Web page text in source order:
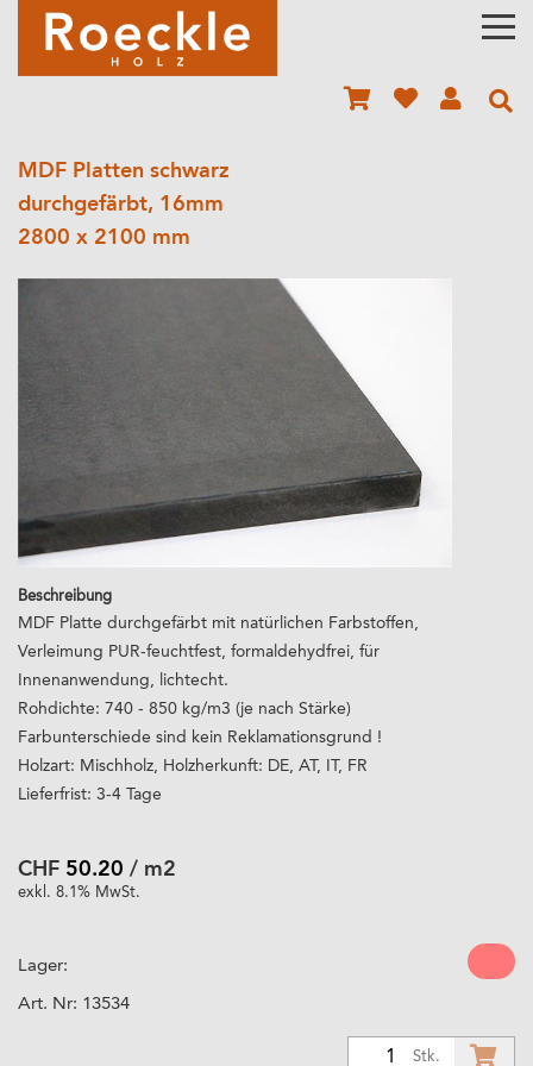
MDF Platten schwarz
durchgefärbt, 16mm
2800 x 2100 mm
Beschreibung
MDF Platte durchgefärbt mit natürlichen Farbstoffen,
Verleimung PUR-feuchtfest, formaldehydfrei, für
Innenanwendung, lichtecht.
Rohdichte: 740 - 850 kg/m3 (je nach Stärke)
Farbunterschiede sind kein Reklamationsgrund !
Holzart: Mischholz, Holzherkunft: DE, AT, IT, FR
Lieferfrist: 3-4 Tage
CHF 50.20 / m2
exkl. 8.1% MwSt.
Lager:
Art. Nr: 13534
Stk.